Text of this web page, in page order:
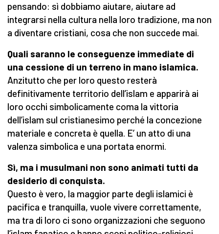
pensando: sì dobbiamo aiutare, aiutare ad
integrarsi nella cultura nella loro tradizione, ma non
a diventare cristiani, cosa che non succede mai.
Quali saranno le conseguenze immediate di
una cessione di un terreno in mano islamica.
Anzitutto che per loro questo resterà
definitivamente territorio dell’islam e apparirà ai
loro occhi simbolicamente coma la vittoria
dell’islam sul cristianesimo perché la concezione
materiale e concreta è quella. E’ un atto di una
valenza simbolica e una portata enormi.
Sì, ma i musulmani non sono animati tutti da
desiderio di conquista.
Questo è vero, la maggior parte degli islamici è
pacifica e tranquilla, vuole vivere correttamente,
ma tra di loro ci sono organizzazioni che seguono